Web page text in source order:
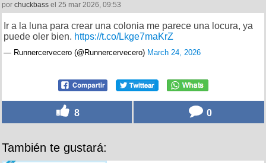
por chuckbass el 25 mar 2026, 09:53
Ir a la luna para crear una colonia me parece una locura, ya
puede oler bien. https://t.co/Lkge7maKrZ
— Runnercervecero (@Runnercervecero) March 24, 2026
8 0
También te gustará: